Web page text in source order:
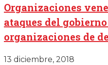
Organizaciones
ataques del
organizaciones de
13 diciembre, 2018